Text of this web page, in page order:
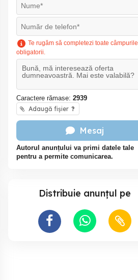
Te rugăm să completezi toate câmpurile
obligatorii.
Caractere rămase: 2939
Adaugă fișier ?
Mesaj
Autorul anunțului va primi datele tale
pentru a permite comunicarea.
Distribuie anunțul pe